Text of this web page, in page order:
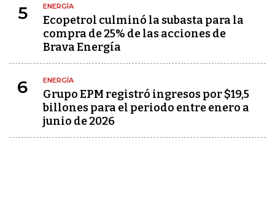
5 ENERGÍA
Ecopetrol culminó la subasta para la
compra de 25% de las acciones de
Brava Energía
6 ENERGÍA
Grupo EPM registró ingresos por $19,5
billones para el periodo entre enero a
junio de 2026